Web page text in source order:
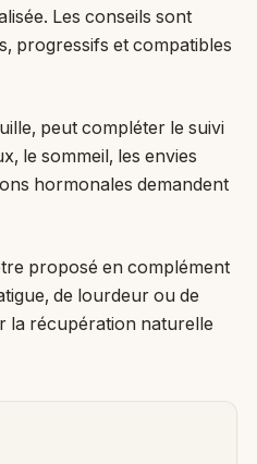
Les conseils sont
progressifs et compatibles
peut compléter le suivi
le sommeil, les envies
hormonales demandent
proposé en complément
de lourdeur ou de
la récupération naturelle